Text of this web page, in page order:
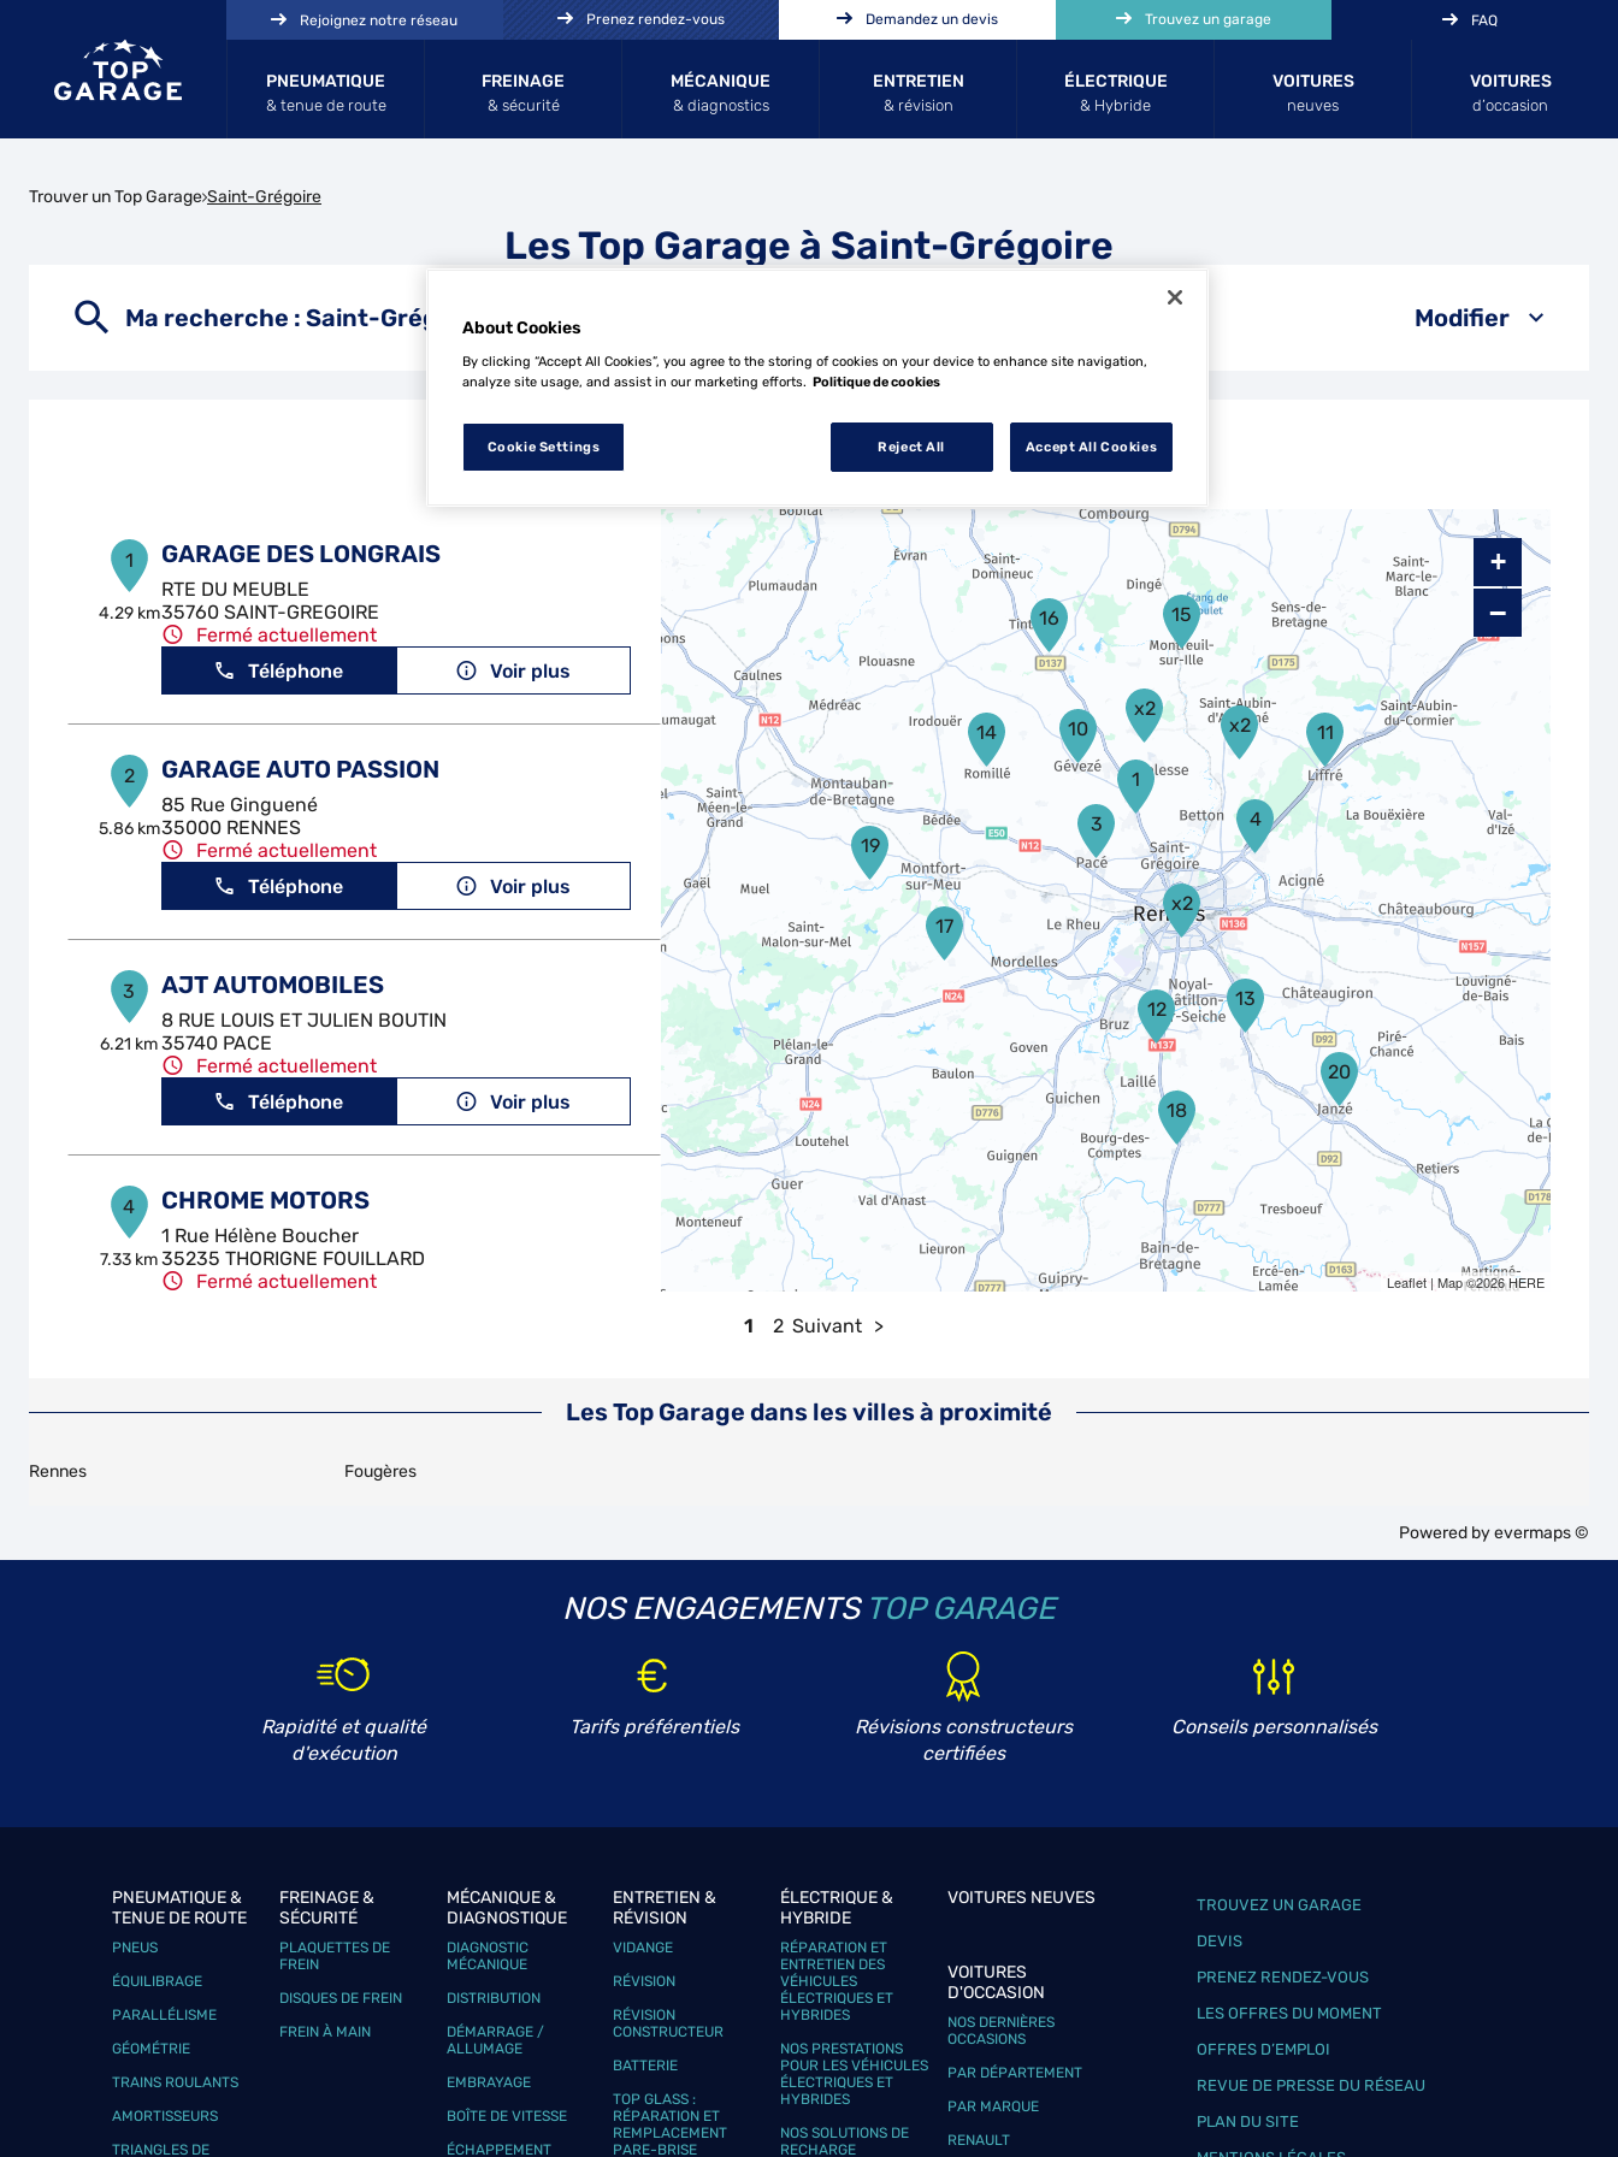
PNEUMATIQUE
& tenue de route
FREINAGE
& sécurité
MÉCANIQUE
& diagnostics
ENTRETIEN
& révision
ÉLECTRIQUE
& Hybride
VOITURES
neuves
VOITURES
d’occasion
Rejoignez notre réseau Prenez rendez-vous Demandez un devis Trouvez un garage FAQ
Trouver un Top Garage Saint-Grégoire
Les Top Garage à Saint-Grégoire
Ma recherche : Saint-Grégoire Modifier
24 Top Garage à Saint-Grégoire
1
4.29 km
GARAGE DES LONGRAIS
RTE DU MEUBLE
35760 SAINT-GREGOIRE
Fermé actuellement
Téléphone
Voir plus
2
5.86 km
GARAGE AUTO PASSION
85 Rue Ginguené
35000 RENNES
Fermé actuellement
Téléphone
Voir plus
3
6.21 km
AJT AUTOMOBILES
8 RUE LOUIS ET JULIEN BOUTIN
35740 PACE
Fermé actuellement
Téléphone
Voir plus
4
7.33 km
CHROME MOTORS
1 Rue Hélène Boucher
35235 THORIGNE FOUILLARD
Fermé actuellement
TOP DEPANNAGE
22 Rue Louis Delourmel
35230 NOYAL-CHATILLON-SUR-SEICHE
Voir plus
9.69 km35250 ST SULPICE LA FORET
Fermé actuellement
Téléphone
Voir plus
10.29
km
GARAGE MATHIEU EVEN
35250 MOUAZE
Fermé actuellement
20
11
19
17
18
13
12
16 15
14
4
x2
x2
10
3
1
x2
+
−
Leaflet| Map ©2026HERE
1 2 Suivant
Les Top Garage dans les villes à proximité
Rennes Fougères
Powered byevermaps ©
NOS ENGAGEMENTS TOP GARAGE
Rapidité et qualité
d'exécution
Tarifs préférentiels
Révisions constructeurs
certifiées
Conseils personnalisés
PNEUMATIQUE &
TENUE DE ROUTE
PNEUS
ÉQUILIBRAGE
PARALLÉLISME
GÉOMÉTRIE
TRAINS ROULANTS
AMORTISSEURS
TRIANGLES DE
FREINAGE &
SÉCURITÉ
PLAQUETTES DE
FREIN
DISQUES DE FREIN
FREIN À MAIN
MÉCANIQUE &
DIAGNOSTIQUE
DIAGNOSTIC
MÉCANIQUE
DISTRIBUTION
DÉMARRAGE /
ALLUMAGE
EMBRAYAGE
BOÎTE DE VITESSE
ÉCHAPPEMENT
ENTRETIEN &
RÉVISION
VIDANGE
RÉVISION
RÉVISION
CONSTRUCTEUR
BATTERIE
TOP GLASS :
RÉPARATION ET
REMPLACEMENT
PARE-BRISE
ÉLECTRIQUE &
HYBRIDE
RÉPARATION ET
ENTRETIEN DES
VÉHICULES
ÉLECTRIQUES ET
HYBRIDES
NOS PRESTATIONS
POUR LES VÉHICULES
ÉLECTRIQUES ET
HYBRIDES
NOS SOLUTIONS DE
RECHARGE
VOITURES NEUVES
VOITURES
D'OCCASION
NOS DERNIÈRES
OCCASIONS
PAR DÉPARTEMENT
PAR MARQUE
RENAULT
TROUVEZ UN GARAGE
DEVIS
PRENEZ RENDEZ-VOUS
LES OFFRES DU MOMENT
OFFRES D’EMPLOI
REVUE DE PRESSE DU RÉSEAU
PLAN DU SITE
About Cookies
By clicking “Accept All Cookies”, you agree to the storing of cookies on your device to enhance site navigation,
analyze site usage, and assist in our marketing efforts. Politique de cookies
Cookie Settings Reject All Accept All Cookies